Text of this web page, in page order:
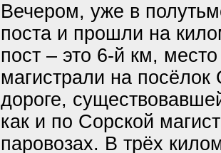
Вечером, уже в
поста и прошли на
пост – это 6-й км,
магистрали на посёлок
дороге,
как и по Сорской
паровозах. В трёх